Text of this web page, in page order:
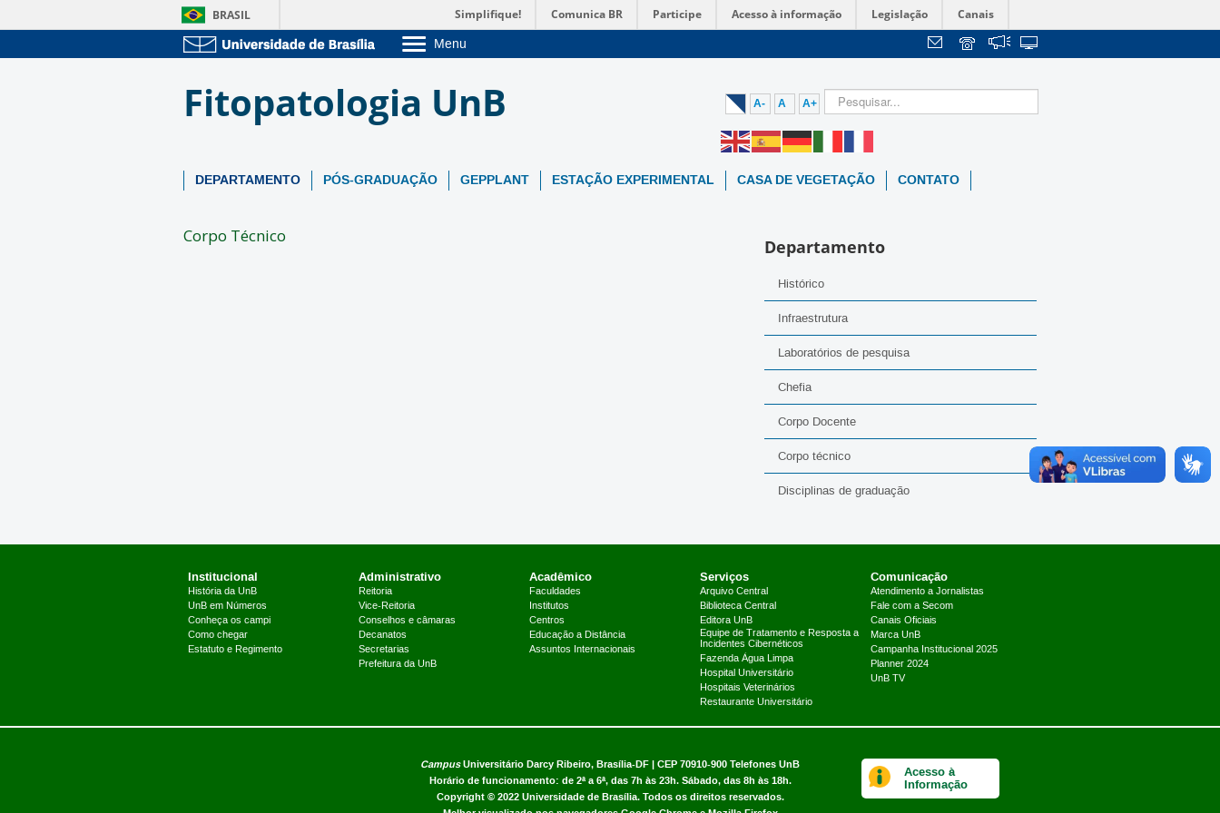
BRASIL Simplifique! Comunica BR Participe Acesso à informação Legislação Canais
Menu
Estude na UnB
Graduação
Servidor
Fitopatologia UnB A- A A+
DEPARTAMENTO PÓS-GRADUAÇÃO GEPPLANT ESTAÇÃO EXPERIMENTAL CASA DE VEGETAÇÃO CONTATO
Corpo Técnico
Departamento
Histórico
Infraestrutura
Laboratórios de pesquisa
Chefia
Corpo Docente
Corpo técnico
Disciplinas de graduação
Institucional
História da UnB
UnB em Números
Conheça os campi
Como chegar
Estatuto e Regimento
Administrativo
Reitoria
Vice-Reitoria
Conselhos e câmaras
Decanatos
Secretarias
Prefeitura da UnB
Acadêmico
Faculdades
Institutos
Centros
Educação a Distância
Assuntos Internacionais
Serviços
Arquivo Central
Biblioteca Central
Editora UnB
Equipe de Tratamento e Resposta a
Incidentes Cibernéticos
Fazenda Água Limpa
Hospital Universitário
Hospitais Veterinários
Restaurante Universitário
Comunicação
Atendimento a Jornalistas
Fale com a Secom
Canais Oficiais
Marca UnB
Campanha Institucional 2025
Planner 2024
UnB TV
CampusUniversitário Darcy Ribeiro, Brasília-DF | CEP 70910-900 Telefones UnB
Horário de funcionamento: de 2ª a 6ª, das 7h às 23h. Sábado, das 8h às 18h.
Copyright © 2022 Universidade de Brasília. Todos os direitos reservados.
Acesso à
Informação